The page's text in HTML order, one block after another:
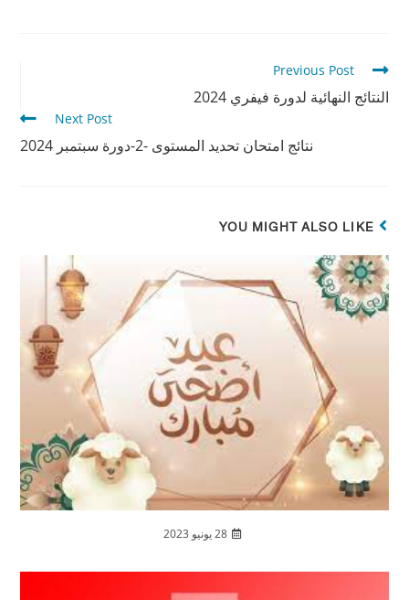
Previous Post
النتائج النهائية لدورة فيفري 2024
Next Post
نتائج امتحان تحديد المستوى -2-دورة سبتمبر 2024
YOU MIGHT ALSO LIKE
28 يونيو 2023